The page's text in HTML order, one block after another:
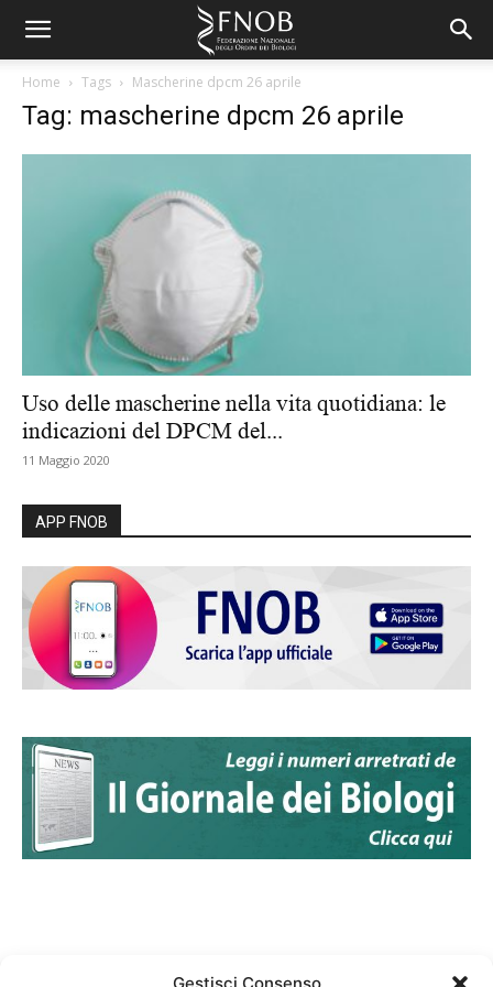
Home Tags Mascherine dpcm 26 aprile
Tag: mascherine dpcm 26 aprile
Uso delle mascherine nella vita quotidiana: le
indicazioni del DPCM del...
11 Maggio 2020
APP FNOB